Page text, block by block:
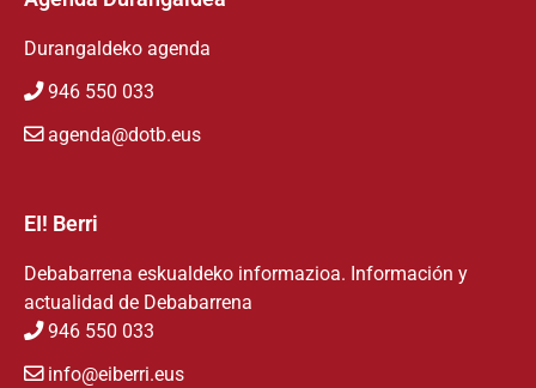
Durangaldeko agenda
946 550 033
agenda@dotb.eus
EI! Berri
Debabarrena eskualdeko informazioa. Información y
actualidad de Debabarrena
946 550 033
info@eiberri.eus